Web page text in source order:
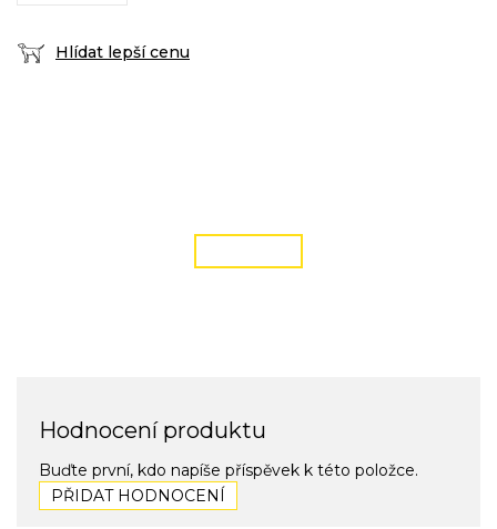
Hlídat lepší cenu
Hodnocení produktu
Buďte první, kdo napíše příspěvek k této položce.
PŘIDAT HODNOCENÍ